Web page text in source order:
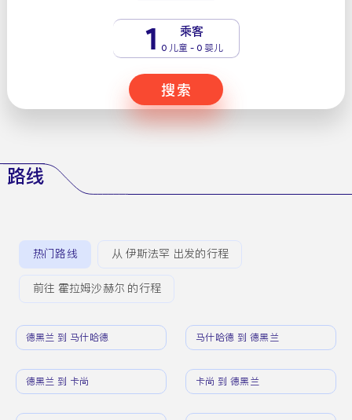
1 乘客
0 儿童 - 0 婴儿
搜索
路线
热门路线 从 伊斯法罕 出发的行程
前往 霍拉姆沙赫尔 的行程
德黑兰 到 马什哈德 马什哈德 到 德黑兰
德黑兰 到 卡尚 卡尚 到 德黑兰